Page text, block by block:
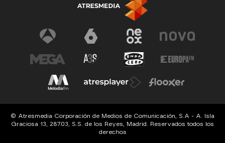
© Atresmedia Corporación de Medios de Comunicación, S.A - A. Isla
Graciosa 13, 28703, S.S. de los Reyes, Madrid. Reservados todos los
derechos